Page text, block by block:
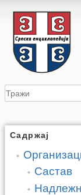
Садржај
Састав